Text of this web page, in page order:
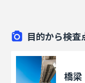
目的から検査
橋梁